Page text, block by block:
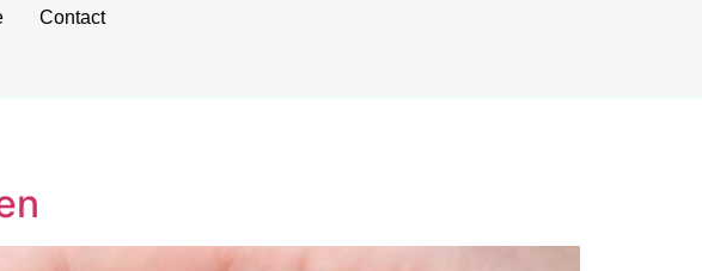
Contact